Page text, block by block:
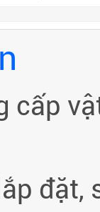
cấp
đặt,